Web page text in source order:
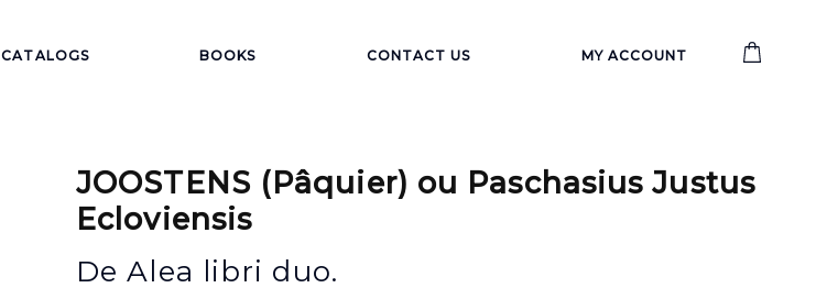
CATALOGS BOOKS CONTACT US MY ACCOUNT
JOOSTENS (Pâquier) ou Paschasius Justus
Ecloviensis
De Alea libri duo.